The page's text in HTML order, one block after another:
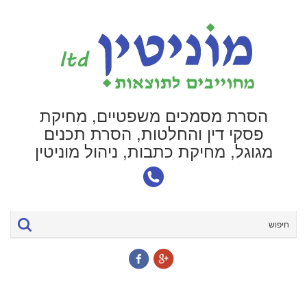
הסרת מסמכים משפטיים, מחיקת
פסקי דין והחלטות, הסרת תכנים
מגוגל, מחיקת כתבות, ניהול מוניטין